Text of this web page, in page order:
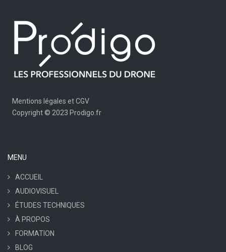
Mentions légales et CGV
Copyright © 2023 Prodigo.fr
MENU
ACCUEIL
AUDIOVISUEL
ÉTUDES TECHNIQUES
À PROPOS
FORMATION
BLOG